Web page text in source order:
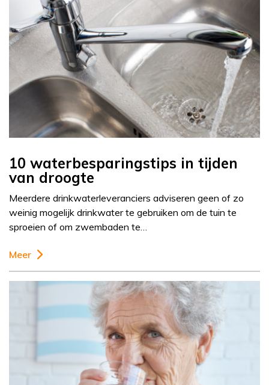
10 waterbesparingstips in tijden
van droogte
Meerdere drinkwaterleveranciers adviseren geen of zo
weinig mogelijk drinkwater te gebruiken om de tuin te
sproeien of om zwembaden te…
Meer